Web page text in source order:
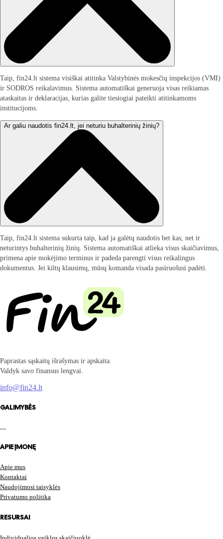
Taip, fin24.lt sistema visiškai atitinka Valstybinės mokesčių inspekcijos (VMI)
ir SODROS reikalavimus. Sistema automatiškai generuoja visas reikiamas
ataskaitas ir deklaracijas, kurias galite tiesiogiai pateikti atitinkamoms
institucijoms.
Ar galiu naudotis fin24.lt, jei neturiu buhalterinių žinių?
Taip, fin24.lt sistema sukurta taip, kad ja galėtų naudotis bet kas, net ir
neturintys buhalterinių žinių. Sistema automatiškai atlieka visus skaičiavimus,
primena apie mokėjimo terminus ir padeda parengti visus reikalingus
dokumentus. Jei kiltų klausimų, mūsų komanda visada pasiruošusi padėti.
Paprastas sąskaitų išrašymas ir apskaita.
Valdyk savo finansus lengvai.
info@fin24.lt
GALIMYBĖS
...
APIE ĮMONĘ
Apie mus
Kontaktai
Naudojimosi taisyklės
Privatumo politika
RESURSAI